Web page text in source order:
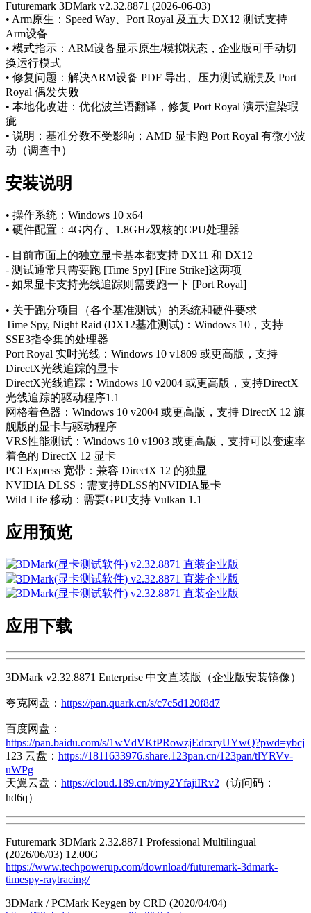
Futuremark 3DMark v2.32.8871 (2026-06-03)
• Arm原生：Speed Way、Port Royal 及五大 DX12 测试支持
Arm设备
• 模式指示：ARM设备显示原生/模拟状态，企业版可手动切
换运行模式
• 修复问题：解决ARM设备 PDF 导出、压力测试崩溃及 Port
Royal 偶发失败
• 本地化改进：优化波兰语翻译，修复 Port Royal 演示渲染瑕
疵
• 说明：基准分数不受影响；AMD 显卡跑 Port Royal 有微小波
动（调查中）
安装说明
• 操作系统：Windows 10 x64
• 硬件配置：4G内存、1.8GHz双核的CPU处理器
- 目前市面上的独立显卡基本都支持 DX11 和 DX12
- 测试通常只需要跑 [Time Spy] [Fire Strike]这两项
- 如果显卡支持光线追踪则需要跑一下 [Port Royal]
• 关于跑分项目（各个基准测试）的系统和硬件要求
Time Spy, Night Raid (DX12基准测试)：Windows 10，支持
SSE3指令集的处理器
Port Royal 实时光线：Windows 10 v1809 或更高版，支持
DirectX光线追踪的显卡
DirectX光线追踪：Windows 10 v2004 或更高版，支持DirectX
光线追踪的驱动程序1.1
网格着色器：Windows 10 v2004 或更高版，支持 DirectX 12 旗
舰版的显卡与驱动程序
VRS性能测试：Windows 10 v1903 或更高版，支持可以变速率
着色的 DirectX 12 显卡
PCI Express 宽带：兼容 DirectX 12 的独显
NVIDIA DLSS：需支持DLSS的NVIDIA显卡
Wild Life 移动：需要GPU支持 Vulkan 1.1
应用预览
应用下载
3DMark v2.32.8871 Enterprise 中文直装版（企业版安装镜像）
夸克网盘： https://pan.quark.cn/s/c7c5d120f8d7
百度网盘：
https://pan.baidu.com/s/1wVdVKtPRowzjEdrxryUYwQ?pwd=ybcj
123 云盘： https://1811633976.share.123pan.cn/123pan/tlYRVv-
uWPg
天翼云盘： https://cloud.189.cn/t/my2YfajiIRv2 （访问码：
hd6q）
Futuremark 3DMark 2.32.8871 Professional Multilingual
(2026/06/03) 12.00G
https://www.techpowerup.com/download/futuremark-3dmark-
timespy-raytracing/
3DMark / PCMark Keygen by CRD (2020/04/04)